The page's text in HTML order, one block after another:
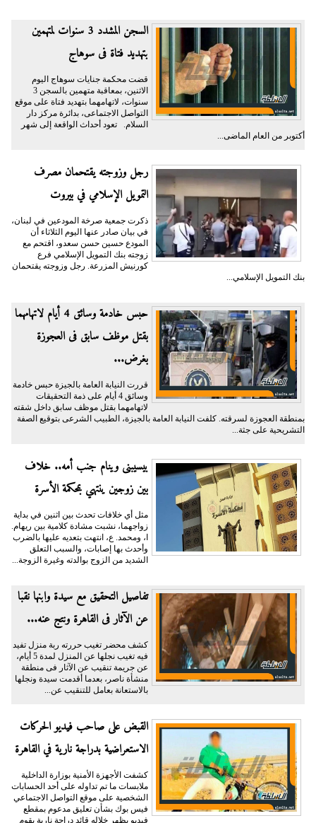
السجن المشدد 3 سنوات لمتهمين
بتهديد فتاة فى سوهاج
قضت محكمة جنايات سوهاج اليوم
الاثنين، بمعاقبة متهمين بالسجن 3
سنوات، لاتهامهما بتهديد فتاة على موقع
التواصل الاجتماعى، بدائرة مركز دار
السلام. تعود أحداث الواقعة إلى شهر
أكتوبر من العام الماضى...
رجل وزوجته يقتحمان مصرف
التمويل الإسلامي في بيروت
ذكرت جمعية صرخة المودعين في لبنان،
في بيان صادر عنها اليوم الثلاثاء أن
المودع حسين حسن سعدو، اقتحم مع
زوجته بنك التمويل الإسلامي فرع
كورنيش المزرعة. رجل وزوجته يقتحمان
بنك التمويل الإسلامي...
حبس خادمة وسائق 4 أيام لاتهامهما
بقتل موظف سابق فى العجوزة
بغرض...
قررت النيابة العامة بالجيزة حبس خادمة
وسائق 4 أيام على ذمة التحقيقات
لاتهامهما بقتل موظف سابق داخل شقته
بمنطقة العجوزة لسرقته. كلفت النيابة العامة بالجيزة، الطبيب الشرعى بتوقيع الصفة
التشريحية على جثة...
بيسيبنى وينام جنب أمه.. خلاف
بين زوجين ينتهي بمحكمة الأسرة
مثل أي خلافات تحدث بين اثنين في بداية
زواجهما، نشبت مشادة كلامية بين ريهام.
ا، ومحمد. ع، انتهت بتعديه عليها بالضرب
وأحدث بها إصابات، والسبب التعلق
الشديد من الزوج بوالدته وغيرة الزوجة...
تفاصيل التحقيق مع سيدة وابنها نقبا
عن الآثار فى القاهرة ونتج عنه...
كشف محضر تغيب حررته ربة منزل تفيد
فيه تغيب نجلها عن المنزل لمدة 5 أيام،
عن جريمة تنقيب عن الآثار فى منطقة
منشأة ناصر، بعدما أقدمت سيدة ونجلها
بالاستعانة بعامل للتنقيب عن...
القبض على صاحب فيديو الحركات
الاستعراضية بدراجة نارية في القاهرة
كشفت الأجهزة الأمنية بوزارة الداخلية
ملابسات ما تم تداوله على أحد الحسابات
الشخصية على موقع التواصل الاجتماعي
فيس بوك بشأن تعليق مدعوم بمقطع
فيديو يظهر خلاله قائد دراجة نارية يقوم